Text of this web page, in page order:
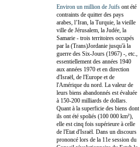
Environ un million de Juifs ont été
contraints de quitter des pays
arabes, l’Iran, la Turquie, la vieille
ville de Jérusalem, la Judée, la
Samarie - trois territoires occupés
par la (Trans)Jordanie jusqu'à la
guerre des Six-Jours (1967) -, etc.,
essentiellement des années 1940
aux années 1970 et en direction
d'Israël, de l'Europe et de
l'Amérique du nord. La valeur de
leurs biens abandonnés est évaluée
à 150-200 milliards de dollars.
Quant à la superficie des biens dont
ils ont été spoliés (100 000 km²),
elle est cinq fois supérieure à celle
de l'Etat d'Israël. Dans un discours
prononcé lors de la 11e session du